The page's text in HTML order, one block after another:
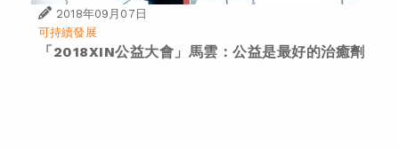
2018年09月07日
可持續發展
「2018XIN公益大會」馬雲：公益是最好的治癒劑